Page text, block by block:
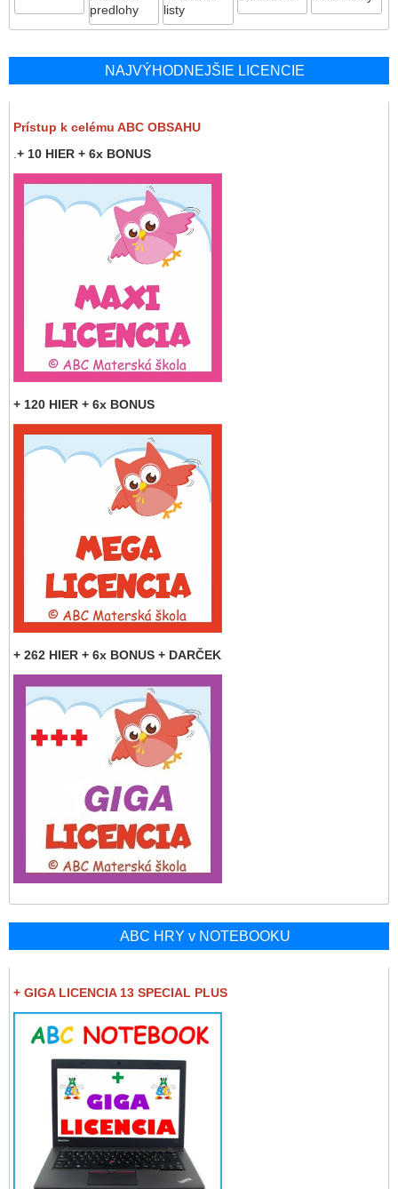
NAJVÝHODNEJŠIE LICENCIE
Prístup k celému ABC OBSAHU
+ 10 HIER + 6x BONUS
+ 120 HIER + 6x BONUS
+ 262 HIER + 6x BONUS + DARČEK
ABC HRY v NOTEBOOKU
+ GIGA LICENCIA 13 SPECIAL PLUS
predlohy
listy